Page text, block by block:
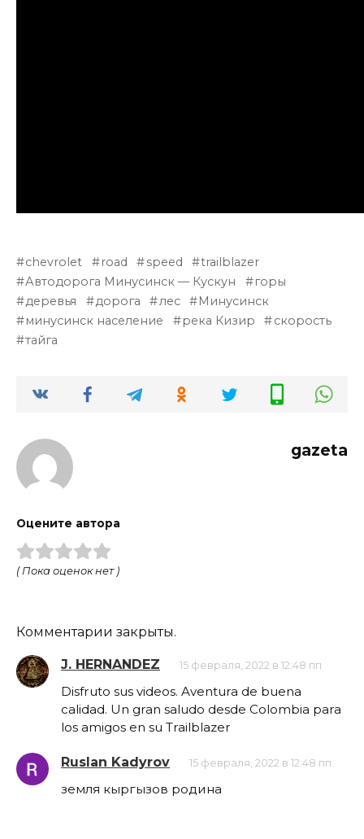
chevrolet road speed
trailblazer
Автодорога Минусинск — Кускун
горы
деревья
дорога лес
Минусинск
минусинск население
река Кизир
скорость
тайга
gazeta
Оцените автора
( Пока оценок нет )
Комментарии закрыты.
J. HERNANDEZ 15 февраля, 2022 в 12:48 пп
Disfruto sus videos. Aventura de buena
calidad. Un gran saludo desde Colombia para
los amigos en su Trailblazer
Ruslan Kadyrov 15 февраля, 2022 в 12:48 пп
земля кыргызов родина